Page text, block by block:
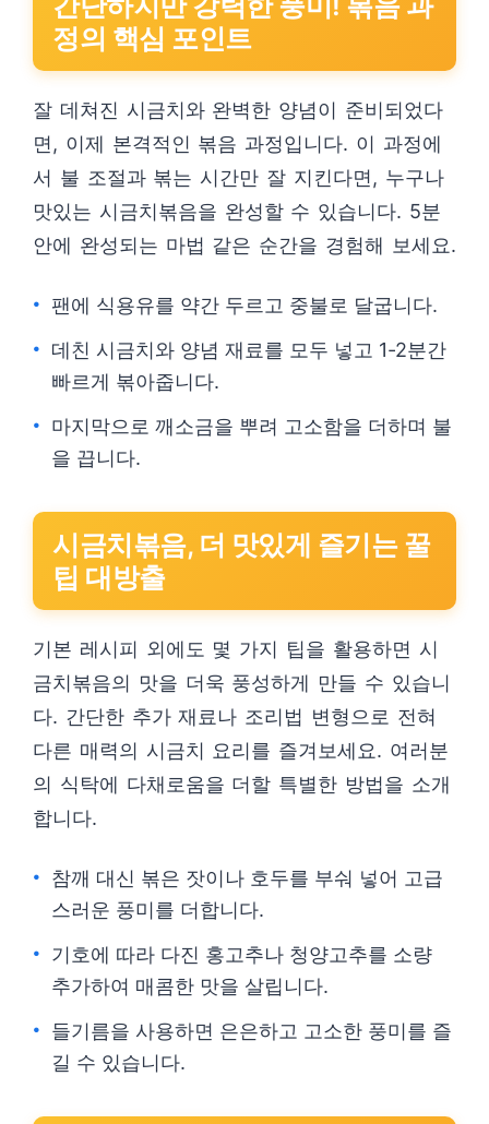
정의 핵심 포인트
잘 데쳐진 시금치와 완벽한 양념이 준비되었다
면, 이제 본격적인 볶음 과정입니다. 이 과정에
서 불 조절과 볶는 시간만 잘 지킨다면, 누구나
맛있는 시금치볶음을 완성할 수 있습니다. 5분
안에 완성되는 마법 같은 순간을 경험해 보세요.
팬에 식용유를 약간 두르고 중불로 달굽니다.
데친 시금치와 양념 재료를 모두 넣고 1-2분간
빠르게 볶아줍니다.
마지막으로 깨소금을 뿌려 고소함을 더하며 불
을 끕니다.
시금치볶음, 더 맛있게 즐기는 꿀
팁 대방출
기본 레시피 외에도 몇 가지 팁을 활용하면 시
금치볶음의 맛을 더욱 풍성하게 만들 수 있습니
다. 간단한 추가 재료나 조리법 변형으로 전혀
다른 매력의 시금치 요리를 즐겨보세요. 여러분
의 식탁에 다채로움을 더할 특별한 방법을 소개
합니다.
참깨 대신 볶은 잣이나 호두를 부숴 넣어 고급
스러운 풍미를 더합니다.
기호에 따라 다진 홍고추나 청양고추를 소량
추가하여 매콤한 맛을 살립니다.
들기름을 사용하면 은은하고 고소한 풍미를 즐
길 수 있습니다.